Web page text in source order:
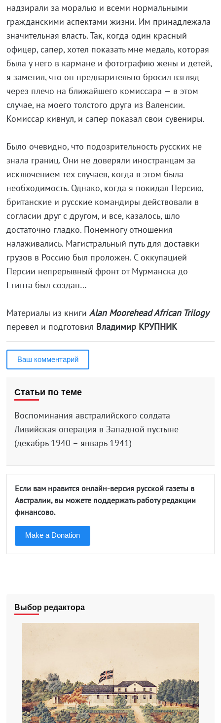
надзирали за моралью и всеми нормальными
гражданскими аспектами жизни. Им принадлежала
значительная власть. Так, когда один красный
офицер, сапер, хотел показать мне медаль, которая
была у него в кармане и фотографию жены и детей,
я заметил, что он предварительно бросил взгляд
через плечо на ближайшего комиссара — в этом
случае, на моего толстого друга из Валенсии.
Комиссар кивнул, и сапер показал свои сувениры.
Было очевидно, что подозрительность русских не
знала границ. Они не доверяли иностранцам за
исключением тех случаев, когда в этом была
необходимость. Однако, когда я покидал Персию,
британские и русские командиры действовали в
согласии друг с другом, и все, казалось, шло
достаточно гладко. Понемногу отношения
налаживались. Магистральный путь для доставки
грузов в Россию был проложен. С оккупацией
Персии непрерывный фронт от Мурманска до
Египта был создан…
Материалы из книги Alan Moorehead African Trilogy
перевел и подготовил Владимир КРУПНИК
Ваш комментарий
Статьи по теме
Воспоминания австралийского солдата
Ливийская операция в Западной пустыне
(декабрь 1940 – январь 1941)
Если вам нравится онлайн-версия русской газеты в
Австралии, вы можете поддержать работу редакции
финансово.
Make a Donation
Выбор редактора